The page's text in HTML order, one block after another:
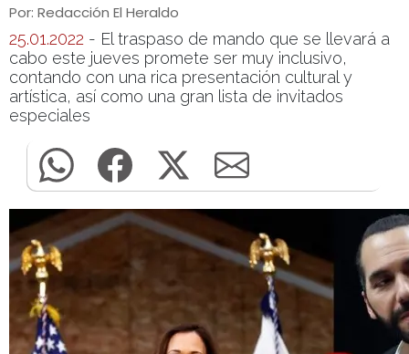
Por: Redacción El Heraldo
25.01.2022 - El traspaso de mando que se llevará a
cabo este jueves promete ser muy inclusivo,
contando con una rica presentación cultural y
artística, así como una gran lista de invitados
especiales